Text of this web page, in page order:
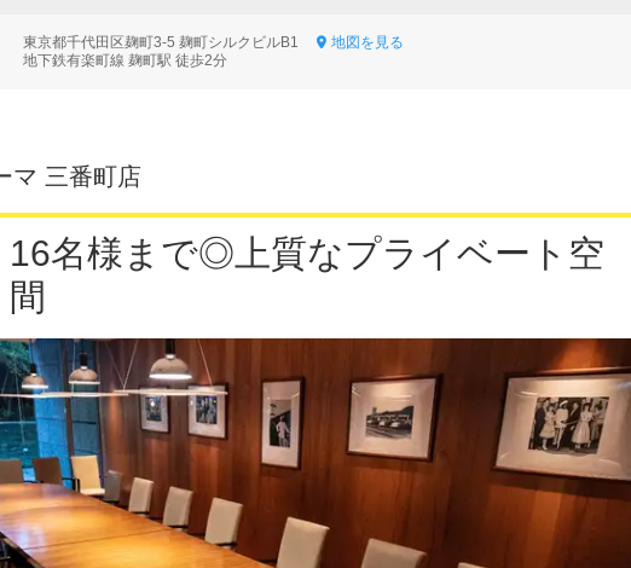
東京都千代田区麹町3-5 麹町シルクビルB1
地図を見る
地下鉄有楽町線 麹町駅 徒歩2分
マ 三番町店
16名様まで◎上質なプライベート空
間